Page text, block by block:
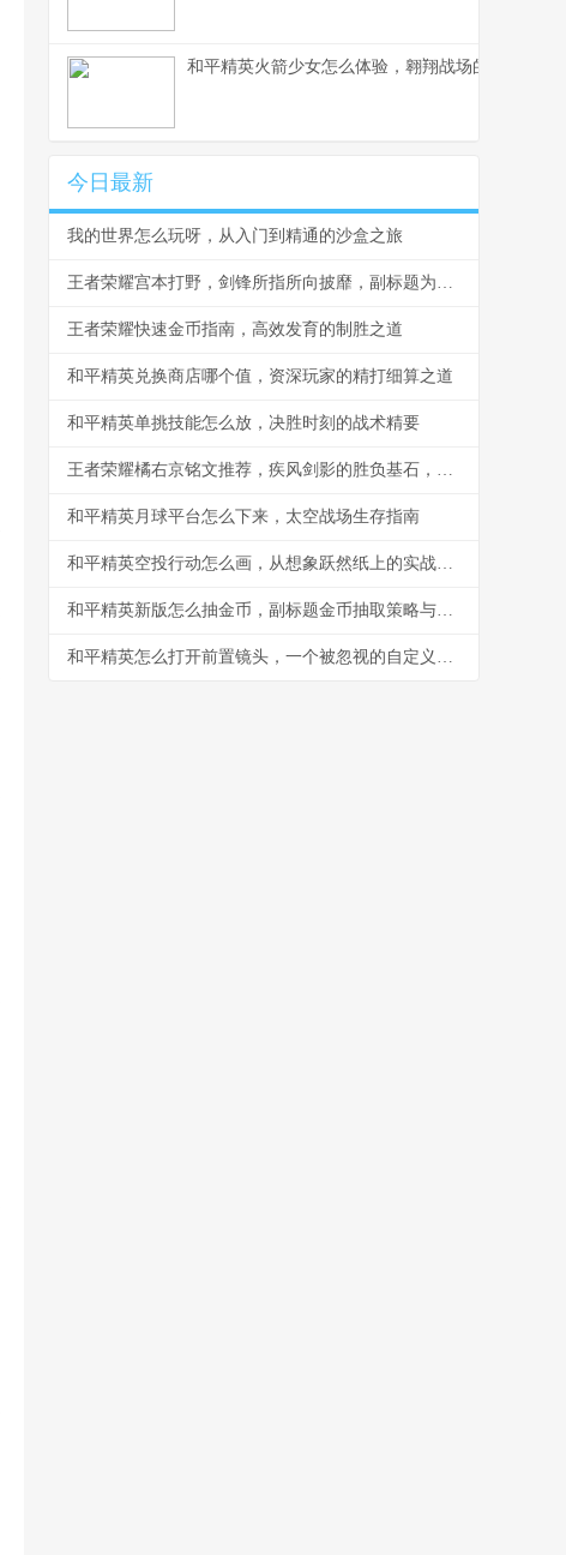
和平精英火箭少女怎么体验，翱翔战场的粉色梦境
今日最新
我的世界怎么玩呀，从入门到精通的沙盒之旅
王者荣耀宫本打野，剑锋所指所向披靡，副标题为无双剑客的野区制胜之道
王者荣耀快速金币指南，高效发育的制胜之道
和平精英兑换商店哪个值，资深玩家的精打细算之道
和平精英单挑技能怎么放，决胜时刻的战术精要
王者荣耀橘右京铭文推荐，疾风剑影的胜负基石，副标题，一套铭文定乾坤
和平精英月球平台怎么下来，太空战场生存指南
和平精英空投行动怎么画，从想象跃然纸上的实战指南
和平精英新版怎么抽金币，副标题金币抽取策略与资源规划心得
和平精英怎么打开前置镜头，一个被忽视的自定义视角